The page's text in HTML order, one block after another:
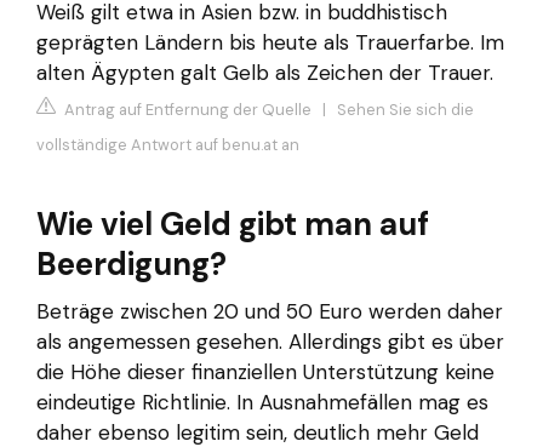
Weiß gilt etwa in Asien bzw. in buddhistisch
geprägten Ländern bis heute als Trauerfarbe. Im
alten Ägypten galt Gelb als Zeichen der Trauer.
Antrag auf Entfernung der Quelle | Sehen Sie sich die
vollständige Antwort auf benu.at an
Wie viel Geld gibt man auf
Beerdigung?
Beträge zwischen 20 und 50 Euro werden daher
als angemessen gesehen. Allerdings gibt es über
die Höhe dieser finanziellen Unterstützung keine
eindeutige Richtlinie. In Ausnahmefällen mag es
daher ebenso legitim sein, deutlich mehr Geld